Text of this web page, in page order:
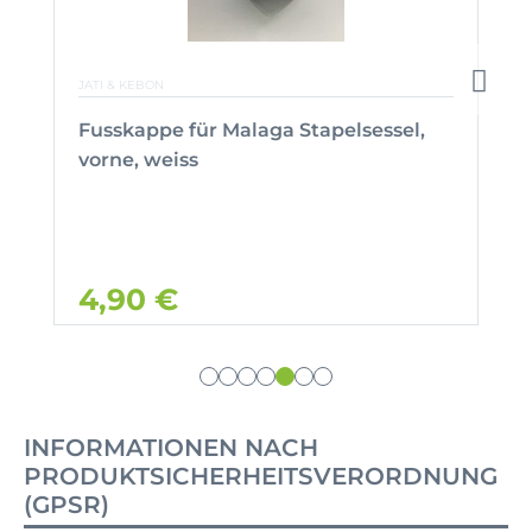
JATI & KEBON
Fusskappe für Malaga Stapelsessel,
vorne, weiss
4,90 €
INFORMATIONEN NACH
PRODUKTSICHERHEITSVERORDNUNG
(GPSR)